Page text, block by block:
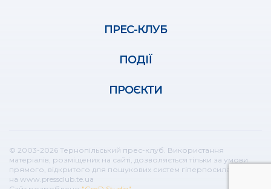
ПРЕС-КЛУБ
ПОДІЇ
ПРОЄКТИ
© 2003-2026 Тернопільський прес-клуб. Використання
матеріалів, розміщених на сайті, дозволяється тільки за умови
прямого, відкритого для пошукових систем гіперпосилання
на www.pressclub.te.ua